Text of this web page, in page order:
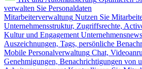
verwalten Sie Personaldaten
Mitarbeiterverwaltung Nutzen Sie
Unternehmensstruktur, Zugriffsrechte,
Kultur und Engagement
Auszeichnungen, Tags, persönliche
Mobile Personalverwaltung Chat,
Genehmigungen, Benachrichtigungen von